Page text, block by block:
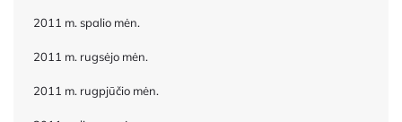
2011 m. spalio mėn.
2011 m. rugsėjo mėn.
2011 m. rugpjūčio mėn.